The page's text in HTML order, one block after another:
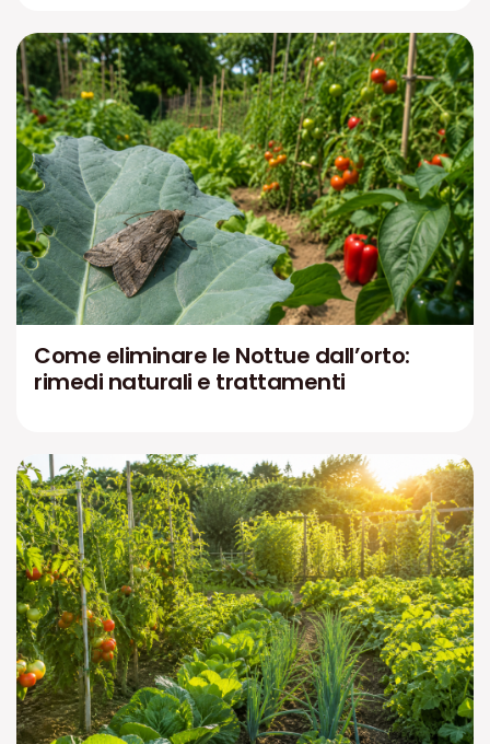
Come eliminare le Nottue dall’orto:
rimedi naturali e trattamenti